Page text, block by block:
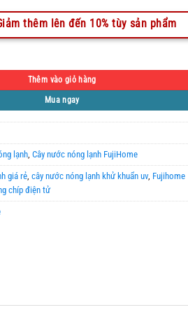
thêm lên đến 10% tùy sản phẩm
TB241UV số lượng
Thêm vào giỏ hàng
Mua ngay
lạnh Cây nước nóng lạnh FujiHome
giá rẻ cây nước nóng lạnh khử khuẩn uv Fujihome
chíp điện tử